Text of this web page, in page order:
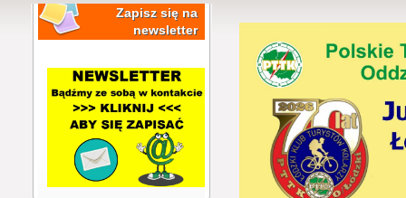
Zapisz się na
newsletter